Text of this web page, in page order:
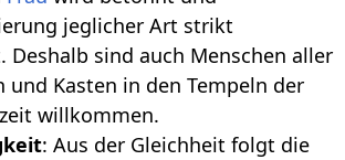
jeglicher Art strikt
Deshalb sind auch Menschen aller
und Kasten in den Tempeln der
willkommen.
: Aus der Gleichheit folgt die